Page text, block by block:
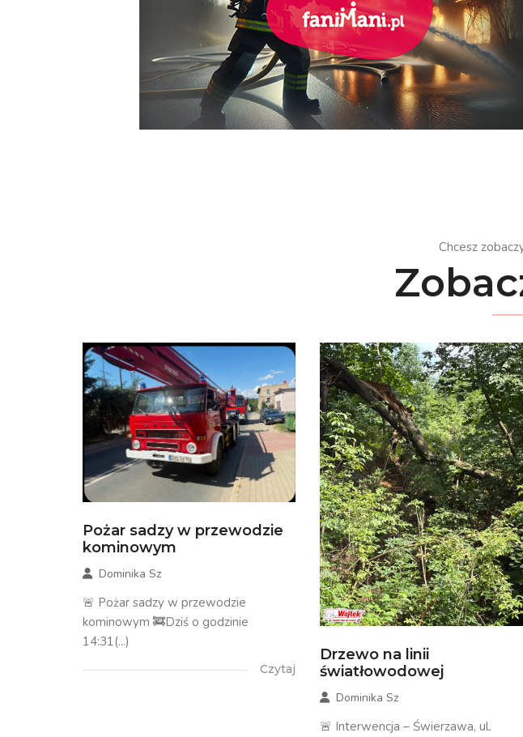
Chcesz
Pożar sadzy w przewodzie
kominowym
Dominika Sz
🚨 Pożar sadzy w przewodzie
kominowym 🚒Dziś o godzinie
14:31(...)
Czytaj
Drzewo na linii
światłowodowej
Dominika Sz
🚨 Interwencja – Świerzawa, ul.